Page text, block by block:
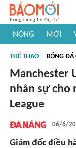
NÓNG MỚI
#Khám phá thế giới
THỂ THAO BÓNG ĐÁ
Manchester
nhân sự cho
League
06/6/
Giám đốc điều